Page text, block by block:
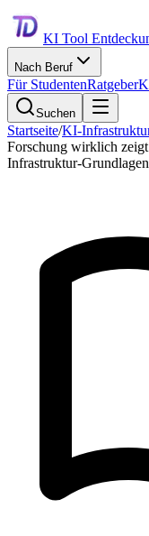
KI Tool
Nach Beruf
Für StudentenRatgeber
Suchen
Startseite/KI-
Forschung wirklich zeigt
Infrastruktur-Grundlagen